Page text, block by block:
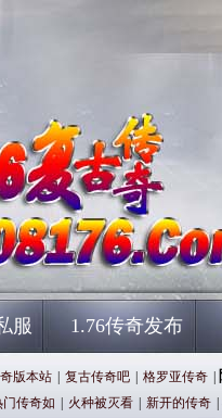
服 1.76传奇发布
版本站 复古传奇吧 格罗亚传奇
门传奇如 火种被灭看 新开的传奇